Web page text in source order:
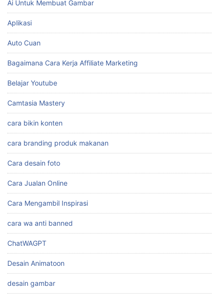
Ai Untuk Membuat Gambar
Aplikasi
Auto Cuan
Bagaimana Cara Kerja Affiliate Marketing
Belajar Youtube
Camtasia Mastery
cara bikin konten
cara branding produk makanan
Cara desain foto
Cara Jualan Online
Cara Mengambil Inspirasi
cara wa anti banned
ChatWAGPT
Desain Animatoon
desain gambar